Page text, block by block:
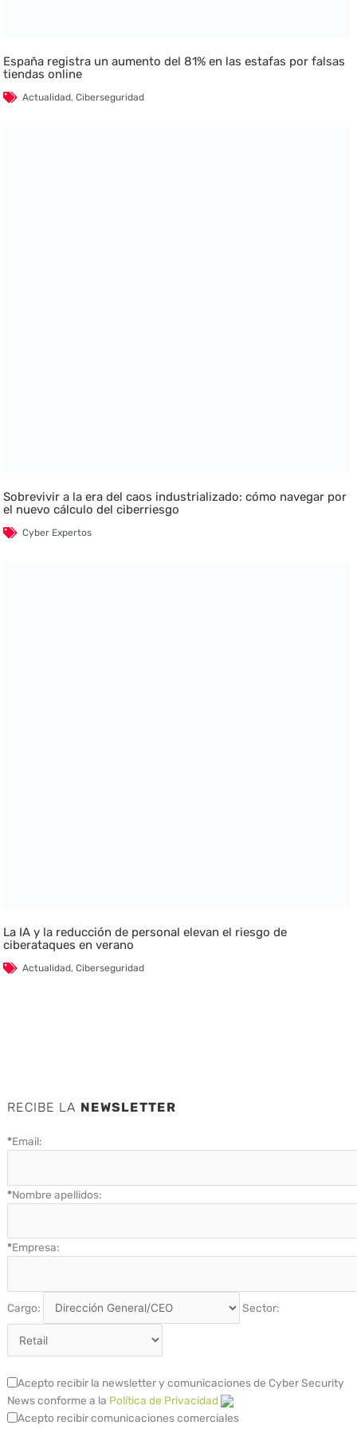
España registra un aumento del 81% en las estafas por falsas
tiendas online
Actualidad,Ciberseguridad
Sobrevivir a la era del caos industrializado: cómo navegar por
el nuevo cálculo del ciberriesgo
Cyber Expertos
La IA y la reducción de personal elevan el riesgo de
ciberataques en verano
Actualidad,Ciberseguridad
RECIBE LA NEWSLETTER
*Email:
*Nombre apellidos:
*Empresa:
Cargo: Sector:
Acepto recibir la newsletter y comunicaciones de Cyber Security
News conforme a la Política de Privacidad
Acepto recibir comunicaciones comerciales